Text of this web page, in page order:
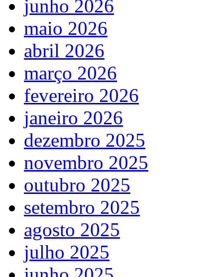
junho 2026
maio 2026
abril 2026
março 2026
fevereiro 2026
janeiro 2026
dezembro 2025
novembro 2025
outubro 2025
setembro 2025
agosto 2025
julho 2025